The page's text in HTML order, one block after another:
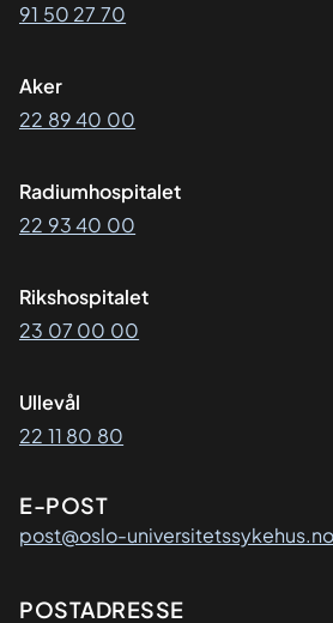
91 50 27 70
Aker
22 89 40 00
Radiumhospitalet
22 93 40 00
Rikshospitalet
23 07 00 00
Ullevål
22 11 80 80
E-POST
post@oslo-universitetssykehus.no
Adresse
POSTADRESSE